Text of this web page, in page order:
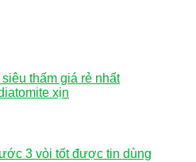
thấm giá rẻ nhất
xịn